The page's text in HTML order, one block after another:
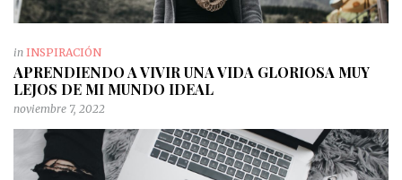
in INSPIRACIÓN
APRENDIENDO A VIVIR UNA VIDA GLORIOSA MUY
LEJOS DE MI MUNDO IDEAL
noviembre 7, 2022